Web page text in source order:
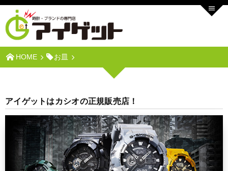
HOME お皿
アイゲットはカシオの正規販売店！